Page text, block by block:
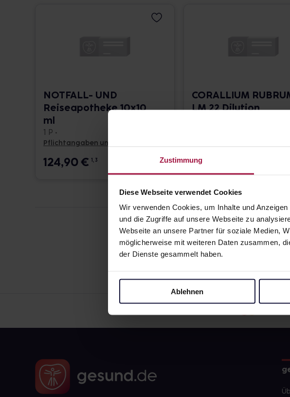
Zustimmung
Diese Webseite verwendet Cookies
Wir verwenden Cookies, um Inhalte und
und die Zugriffe auf unsere Webseite zu
Webseite an unsere Partner für soziale Medien,
möglicherweise mit weiteren Daten zusammen,
der Dienste gesammelt haben.
Ablehnen
NOTFALL- UND
Reiseapotheke 10x10
ml
1 P •
Pflichtangaben und Details
124,90€ 1, 3
CORALLIUM
LM 22 Dilution
17,66